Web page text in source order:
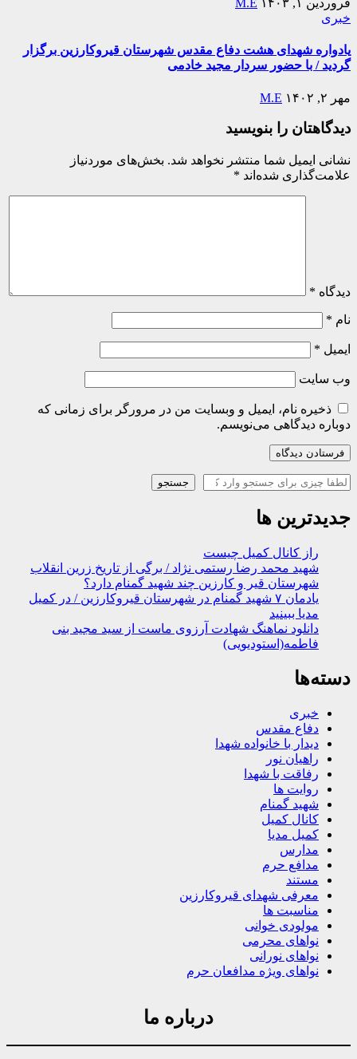
فروردین ۱, ۱۴۰۳
M.E
خبری
یادواره شهدای هشت دفاع مقدس شهرستان قیروکارزین برگزار
گردید / با حضور سردار مجید خادمی
مهر ۲, ۱۴۰۲ M.E
دیدگاهتان را بنویسید
نشانی ایمیل شما منتشر نخواهد شد. بخش‌های موردنیاز
علامت‌گذاری شده‌اند *
دیدگاه *
نام *
ایمیل *
وب‌ سایت
ذخیره نام، ایمیل و وبسایت من در مرورگر برای زمانی که
دوباره دیدگاهی می‌نویسم.
جستجو جستجو
جدیدترین ها
راز کانال کمیل چیست
شهید محمد رضا رستمی نژاد / برگی از تاریخ زرین انقلاب
شهرستان قیر و کارزین چند شهید گمنام دارد؟
یادمان ۷ شهید گمنام در شهرستان قیروکارزین / در کمیل
مدیا ببینید
دانلود نماهنگ شهادت آرزوی ماست از سید مجید بنی
فاطمه(استودیویی)
دسته‌ها
خبری
دفاع مقدس
دیدار با خانواده شهدا
راهیان نور
رفاقت با شهدا
روایت ها
شهید گمنام
کانال کمیل
کمیل مدیا
مدارس
مدافع حرم
مستند
معرفی شهدای قیروکارزین
مناسبت ها
مولودی خوانی
نواهای محرمی
نواهای نورانی
نواهای ویژه مدافعان حرم
درباره ما